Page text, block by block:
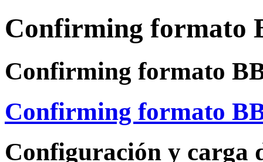
Confirming formato
Confirming formato
Confirming formato
Configuración y carga